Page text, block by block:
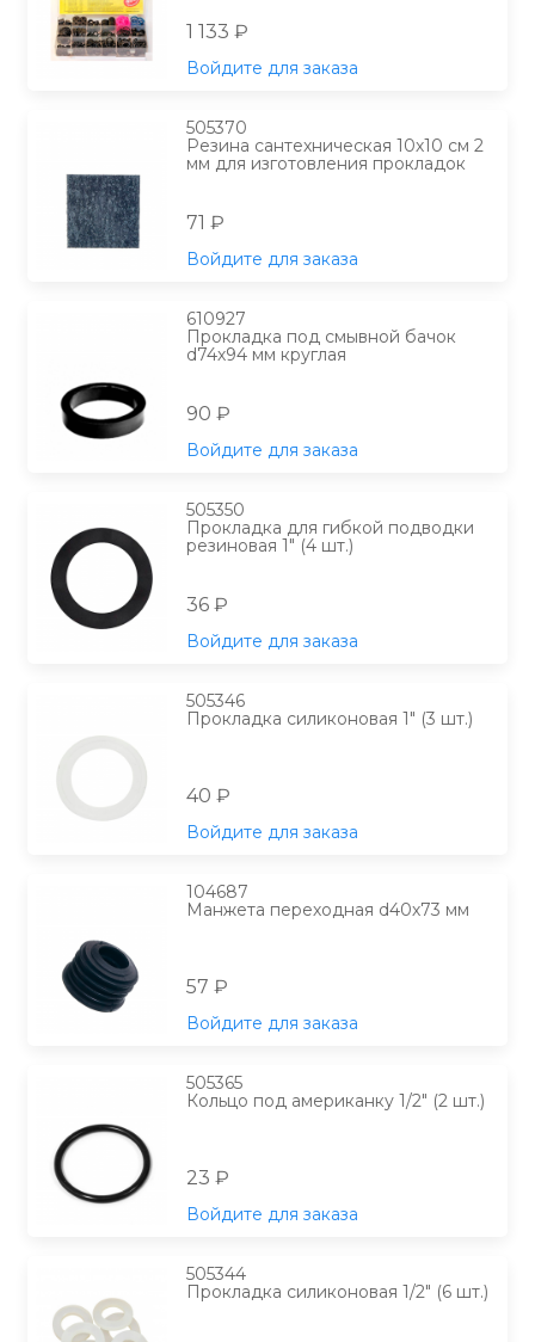
1 133 ₽
Войдите для заказа
505370
Резина сантехническая 10х10 см 2
мм для изготовления прокладок
71 ₽
Войдите для заказа
610927
Прокладка под смывной бачок
d74х94 мм круглая
90 ₽
Войдите для заказа
505350
Прокладка для гибкой подводки
резиновая 1" (4 шт.)
36 ₽
Войдите для заказа
505346
Прокладка силиконовая 1" (3 шт.)
40 ₽
Войдите для заказа
104687
Манжета переходная d40х73 мм
57 ₽
Войдите для заказа
505365
Кольцо под американку 1/2" (2 шт.)
23 ₽
Войдите для заказа
505344
Прокладка силиконовая 1/2" (6 шт.)